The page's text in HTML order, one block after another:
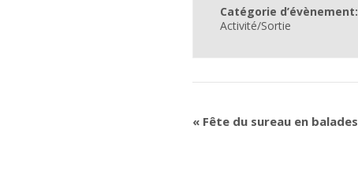
Catégorie d’évènement:
Activité/Sortie
« Fête du sureau en balades